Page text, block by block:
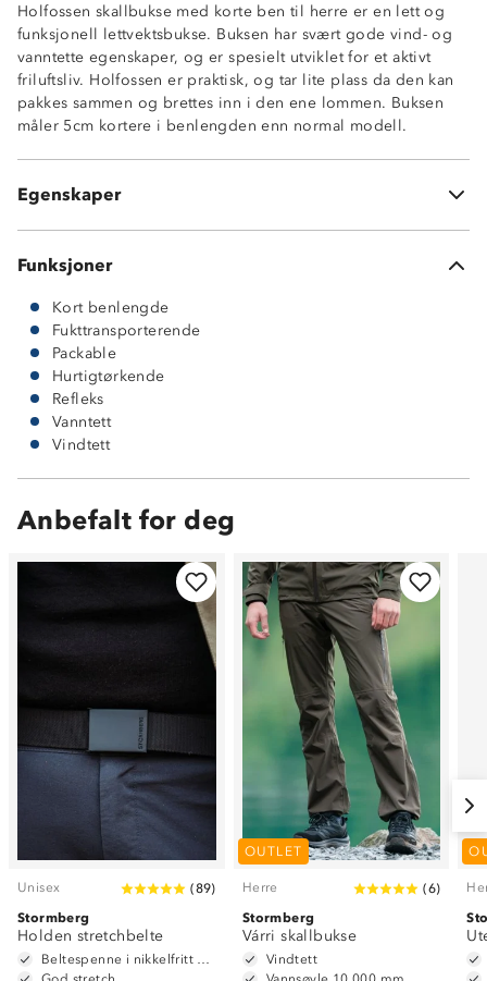
Holfossen skallbukse med korte ben til herre er en lett og
funksjonell lettvektsbukse. Buksen har svært gode vind- og
vanntette egenskaper, og er spesielt utviklet for et aktivt
friluftsliv. Holfossen er praktisk, og tar lite plass da den kan
pakkes sammen og brettes inn i den ene lommen. Buksen
måler 5cm kortere i benlengden enn normal modell.
Egenskaper
Lav vekt (379 gram, str M)
Tapede sømmer
Vannavstøtende glidelåser
To lommer med glidelås
Packable, plagget kan komprimeres og kan pakkes inn i
en av lommene Strikkstramming nederst i beinene
Light Twillstretch 15-10
Funksjoner
Kort benlengde
Fukttransporterende
Packable
Hurtigtørkende
Refleks
Vanntett
Vindtett
Anbefalt for deg
Unisex (89)
Stormberg
Holden stretchbelte
OUTLET
Herre (6)
Stormberg
Várri skallbukse
Vindtett